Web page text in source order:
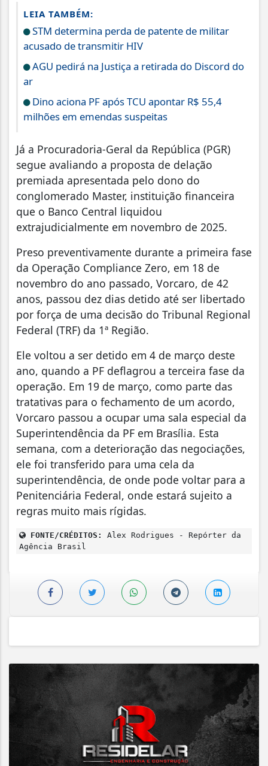
LEIA TAMBÉM:
STM determina perda de patente de militar
acusado de transmitir HIV
AGU pedirá na Justiça a retirada do Discord do
ar
Dino aciona PF após TCU apontar R$ 55,4
milhões em emendas suspeitas
Já a Procuradoria-Geral da República (PGR)
segue avaliando a proposta de delação
premiada apresentada pelo dono do
conglomerado Master, instituição financeira
que o Banco Central liquidou
extrajudicialmente em novembro de 2025.
Preso preventivamente durante a primeira fase
da Operação Compliance Zero, em 18 de
novembro do ano passado, Vorcaro, de 42
anos, passou dez dias detido até ser libertado
por força de uma decisão do Tribunal Regional
Federal (TRF) da 1ª Região.
Ele voltou a ser detido em 4 de março deste
ano, quando a PF deflagrou a terceira fase da
operação. Em 19 de março, como parte das
tratativas para o fechamento de um acordo,
Vorcaro passou a ocupar uma sala especial da
Superintendência da PF em Brasília. Esta
semana, com a deterioração das negociações,
ele foi transferido para uma cela da
superintendência, de onde pode voltar para a
Penitenciária Federal, onde estará sujeito a
regras muito mais rígidas.
FONTE/CRÉDITOS:
Alex Rodrigues - Repórter da
Agência Brasil